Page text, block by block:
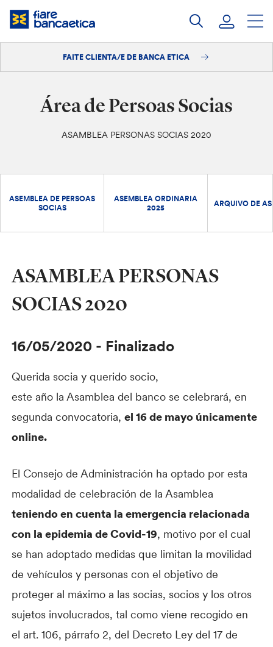
Saltar
FAITE CLIENTA/E DE BANCA ETICA
Área de Persoas Socias
ASAMBLEA PERSONAS SOCIAS 2020
ASEMBLEA DE PERSOAS
SOCIAS
ASEMBLEA ORDINARIA
2025
ARQUIVO DE
ASAMBLEA PERSONAS
SOCIAS 2020
16/05/2020 - Finalizado
Querida socia y querido socio,
este año la Asamblea del banco se celebrará, en
segunda convocatoria, el 16 de mayo únicamente
online.
El Consejo de Administración ha optado por esta
modalidad de celebración de la Asamblea
teniendo en cuenta la emergencia relacionada
con la epidemia de Covid-19, motivo por el cual
se han adoptado medidas que limitan la movilidad
de vehículos y personas con el objetivo de
proteger al máximo a las socias, socios y los otros
sujetos involucrados, tal como viene recogido en
el art. 106, párrafo 2, del Decreto Ley del 17 de